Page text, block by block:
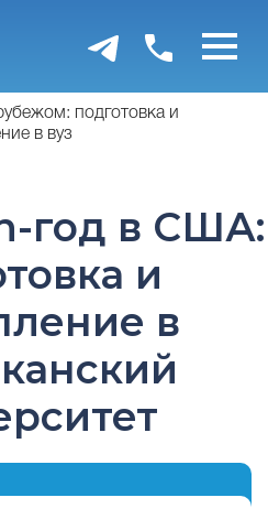
подготовка и
в вуз
год в США:
и
в